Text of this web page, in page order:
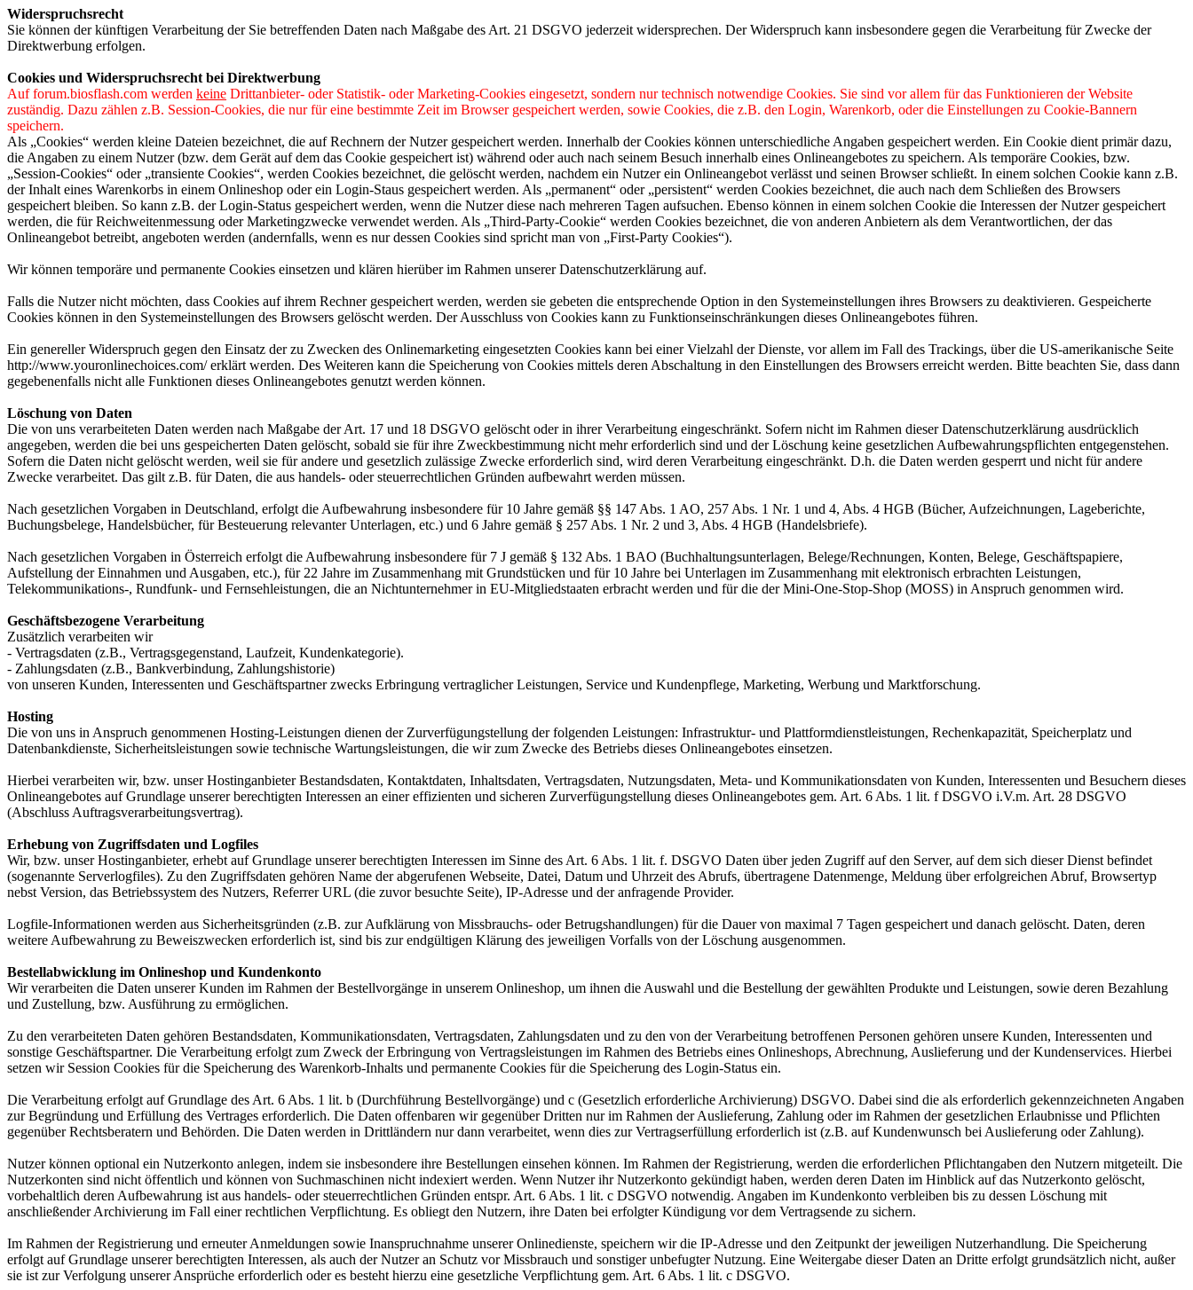
Widerspruchsrecht
Sie können der künftigen Verarbeitung der Sie betreffenden Daten nach Maßgabe des Art. 21 DSGVO jederzeit widersprechen. Der Widerspruch kann insbesondere gegen die Verarbeitung für Zwecke der
Direktwerbung erfolgen.
Cookies und Widerspruchsrecht bei Direktwerbung
Auf forum.biosflash.com werden keine Drittanbieter- oder Statistik- oder Marketing-Cookies eingesetzt, sondern nur technisch notwendige Cookies. Sie sind vor allem für das Funktionieren der Website
zuständig. Dazu zählen z.B. Session-Cookies, die nur für eine bestimmte Zeit im Browser gespeichert werden, sowie Cookies, die z.B. den Login, Warenkorb, oder die Einstellungen zu Cookie-Bannern
speichern.
Als „Cookies“ werden kleine Dateien bezeichnet, die auf Rechnern der Nutzer gespeichert werden. Innerhalb der Cookies können unterschiedliche Angaben gespeichert werden. Ein Cookie dient primär dazu,
die Angaben zu einem Nutzer (bzw. dem Gerät auf dem das Cookie gespeichert ist) während oder auch nach seinem Besuch innerhalb eines Onlineangebotes zu speichern. Als temporäre Cookies, bzw.
„Session-Cookies“ oder „transiente Cookies“, werden Cookies bezeichnet, die gelöscht werden, nachdem ein Nutzer ein Onlineangebot verlässt und seinen Browser schließt. In einem solchen Cookie kann z.B.
der Inhalt eines Warenkorbs in einem Onlineshop oder ein Login-Staus gespeichert werden. Als „permanent“ oder „persistent“ werden Cookies bezeichnet, die auch nach dem Schließen des Browsers
gespeichert bleiben. So kann z.B. der Login-Status gespeichert werden, wenn die Nutzer diese nach mehreren Tagen aufsuchen. Ebenso können in einem solchen Cookie die Interessen der Nutzer gespeichert
werden, die für Reichweitenmessung oder Marketingzwecke verwendet werden. Als „Third-Party-Cookie“ werden Cookies bezeichnet, die von anderen Anbietern als dem Verantwortlichen, der das
Onlineangebot betreibt, angeboten werden (andernfalls, wenn es nur dessen Cookies sind spricht man von „First-Party Cookies“).
Wir können temporäre und permanente Cookies einsetzen und klären hierüber im Rahmen unserer Datenschutzerklärung auf.
Falls die Nutzer nicht möchten, dass Cookies auf ihrem Rechner gespeichert werden, werden sie gebeten die entsprechende Option in den Systemeinstellungen ihres Browsers zu deaktivieren. Gespeicherte
Cookies können in den Systemeinstellungen des Browsers gelöscht werden. Der Ausschluss von Cookies kann zu Funktionseinschränkungen dieses Onlineangebotes führen.
Ein genereller Widerspruch gegen den Einsatz der zu Zwecken des Onlinemarketing eingesetzten Cookies kann bei einer Vielzahl der Dienste, vor allem im Fall des Trackings, über die US-amerikanische Seite
http://www.youronlinechoices.com/ erklärt werden. Des Weiteren kann die Speicherung von Cookies mittels deren Abschaltung in den Einstellungen des Browsers erreicht werden. Bitte beachten Sie, dass dann
gegebenenfalls nicht alle Funktionen dieses Onlineangebotes genutzt werden können.
Löschung von Daten
Die von uns verarbeiteten Daten werden nach Maßgabe der Art. 17 und 18 DSGVO gelöscht oder in ihrer Verarbeitung eingeschränkt. Sofern nicht im Rahmen dieser Datenschutzerklärung ausdrücklich
angegeben, werden die bei uns gespeicherten Daten gelöscht, sobald sie für ihre Zweckbestimmung nicht mehr erforderlich sind und der Löschung keine gesetzlichen Aufbewahrungspflichten entgegenstehen.
Sofern die Daten nicht gelöscht werden, weil sie für andere und gesetzlich zulässige Zwecke erforderlich sind, wird deren Verarbeitung eingeschränkt. D.h. die Daten werden gesperrt und nicht für andere
Zwecke verarbeitet. Das gilt z.B. für Daten, die aus handels- oder steuerrechtlichen Gründen aufbewahrt werden müssen.
Nach gesetzlichen Vorgaben in Deutschland, erfolgt die Aufbewahrung insbesondere für 10 Jahre gemäß §§ 147 Abs. 1 AO, 257 Abs. 1 Nr. 1 und 4, Abs. 4 HGB (Bücher, Aufzeichnungen, Lageberichte,
Buchungsbelege, Handelsbücher, für Besteuerung relevanter Unterlagen, etc.) und 6 Jahre gemäß § 257 Abs. 1 Nr. 2 und 3, Abs. 4 HGB (Handelsbriefe).
Nach gesetzlichen Vorgaben in Österreich erfolgt die Aufbewahrung insbesondere für 7 J gemäß § 132 Abs. 1 BAO (Buchhaltungsunterlagen, Belege/Rechnungen, Konten, Belege, Geschäftspapiere,
Aufstellung der Einnahmen und Ausgaben, etc.), für 22 Jahre im Zusammenhang mit Grundstücken und für 10 Jahre bei Unterlagen im Zusammenhang mit elektronisch erbrachten Leistungen,
Telekommunikations-, Rundfunk- und Fernsehleistungen, die an Nichtunternehmer in EU-Mitgliedstaaten erbracht werden und für die der Mini-One-Stop-Shop (MOSS) in Anspruch genommen wird.
Geschäftsbezogene Verarbeitung
Zusätzlich verarbeiten wir
- Vertragsdaten (z.B., Vertragsgegenstand, Laufzeit, Kundenkategorie).
- Zahlungsdaten (z.B., Bankverbindung, Zahlungshistorie)
von unseren Kunden, Interessenten und Geschäftspartner zwecks Erbringung vertraglicher Leistungen, Service und Kundenpflege, Marketing, Werbung und Marktforschung.
Hosting
Die von uns in Anspruch genommenen Hosting-Leistungen dienen der Zurverfügungstellung der folgenden Leistungen: Infrastruktur- und Plattformdienstleistungen, Rechenkapazität, Speicherplatz und
Datenbankdienste, Sicherheitsleistungen sowie technische Wartungsleistungen, die wir zum Zwecke des Betriebs dieses Onlineangebotes einsetzen.
Hierbei verarbeiten wir, bzw. unser Hostinganbieter Bestandsdaten, Kontaktdaten, Inhaltsdaten, Vertragsdaten, Nutzungsdaten, Meta- und Kommunikationsdaten von Kunden, Interessenten und Besuchern dieses
Onlineangebotes auf Grundlage unserer berechtigten Interessen an einer effizienten und sicheren Zurverfügungstellung dieses Onlineangebotes gem. Art. 6 Abs. 1 lit. f DSGVO i.V.m. Art. 28 DSGVO
(Abschluss Auftragsverarbeitungsvertrag).
Erhebung von Zugriffsdaten und Logfiles
Wir, bzw. unser Hostinganbieter, erhebt auf Grundlage unserer berechtigten Interessen im Sinne des Art. 6 Abs. 1 lit. f. DSGVO Daten über jeden Zugriff auf den Server, auf dem sich dieser Dienst befindet
(sogenannte Serverlogfiles). Zu den Zugriffsdaten gehören Name der abgerufenen Webseite, Datei, Datum und Uhrzeit des Abrufs, übertragene Datenmenge, Meldung über erfolgreichen Abruf, Browsertyp
nebst Version, das Betriebssystem des Nutzers, Referrer URL (die zuvor besuchte Seite), IP-Adresse und der anfragende Provider.
Logfile-Informationen werden aus Sicherheitsgründen (z.B. zur Aufklärung von Missbrauchs- oder Betrugshandlungen) für die Dauer von maximal 7 Tagen gespeichert und danach gelöscht. Daten, deren
weitere Aufbewahrung zu Beweiszwecken erforderlich ist, sind bis zur endgültigen Klärung des jeweiligen Vorfalls von der Löschung ausgenommen.
Bestellabwicklung im Onlineshop und Kundenkonto
Wir verarbeiten die Daten unserer Kunden im Rahmen der Bestellvorgänge in unserem Onlineshop, um ihnen die Auswahl und die Bestellung der gewählten Produkte und Leistungen, sowie deren Bezahlung
und Zustellung, bzw. Ausführung zu ermöglichen.
Zu den verarbeiteten Daten gehören Bestandsdaten, Kommunikationsdaten, Vertragsdaten, Zahlungsdaten und zu den von der Verarbeitung betroffenen Personen gehören unsere Kunden, Interessenten und
sonstige Geschäftspartner. Die Verarbeitung erfolgt zum Zweck der Erbringung von Vertragsleistungen im Rahmen des Betriebs eines Onlineshops, Abrechnung, Auslieferung und der Kundenservices. Hierbei
setzen wir Session Cookies für die Speicherung des Warenkorb-Inhalts und permanente Cookies für die Speicherung des Login-Status ein.
Die Verarbeitung erfolgt auf Grundlage des Art. 6 Abs. 1 lit. b (Durchführung Bestellvorgänge) und c (Gesetzlich erforderliche Archivierung) DSGVO. Dabei sind die als erforderlich gekennzeichneten Angaben
zur Begründung und Erfüllung des Vertrages erforderlich. Die Daten offenbaren wir gegenüber Dritten nur im Rahmen der Auslieferung, Zahlung oder im Rahmen der gesetzlichen Erlaubnisse und Pflichten
gegenüber Rechtsberatern und Behörden. Die Daten werden in Drittländern nur dann verarbeitet, wenn dies zur Vertragserfüllung erforderlich ist (z.B. auf Kundenwunsch bei Auslieferung oder Zahlung).
Nutzer können optional ein Nutzerkonto anlegen, indem sie insbesondere ihre Bestellungen einsehen können. Im Rahmen der Registrierung, werden die erforderlichen Pflichtangaben den Nutzern mitgeteilt. Die
Nutzerkonten sind nicht öffentlich und können von Suchmaschinen nicht indexiert werden. Wenn Nutzer ihr Nutzerkonto gekündigt haben, werden deren Daten im Hinblick auf das Nutzerkonto gelöscht,
vorbehaltlich deren Aufbewahrung ist aus handels- oder steuerrechtlichen Gründen entspr. Art. 6 Abs. 1 lit. c DSGVO notwendig. Angaben im Kundenkonto verbleiben bis zu dessen Löschung mit
anschließender Archivierung im Fall einer rechtlichen Verpflichtung. Es obliegt den Nutzern, ihre Daten bei erfolgter Kündigung vor dem Vertragsende zu sichern.
Im Rahmen der Registrierung und erneuter Anmeldungen sowie Inanspruchnahme unserer Onlinedienste, speichern wir die IP-Adresse und den Zeitpunkt der jeweiligen Nutzerhandlung. Die Speicherung
erfolgt auf Grundlage unserer berechtigten Interessen, als auch der Nutzer an Schutz vor Missbrauch und sonstiger unbefugter Nutzung. Eine Weitergabe dieser Daten an Dritte erfolgt grundsätzlich nicht, außer
sie ist zur Verfolgung unserer Ansprüche erforderlich oder es besteht hierzu eine gesetzliche Verpflichtung gem. Art. 6 Abs. 1 lit. c DSGVO.